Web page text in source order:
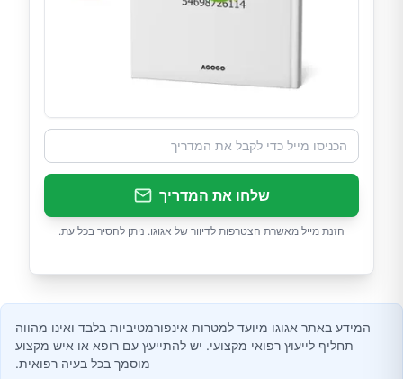
שלחו את המדריך
הזנת מייל מאשרת הצטרפות לדיוור של אגוגו. ניתן להסיר בכל עת.
המידע באתר אגוגו מיועד למטרות אינפורמטיביות בלבד ואינו מהווה
תחליף לייעוץ רפואי מקצועי. יש להתייעץ עם רופא או איש מקצוע
מוסמך בכל בעיה רפואית.